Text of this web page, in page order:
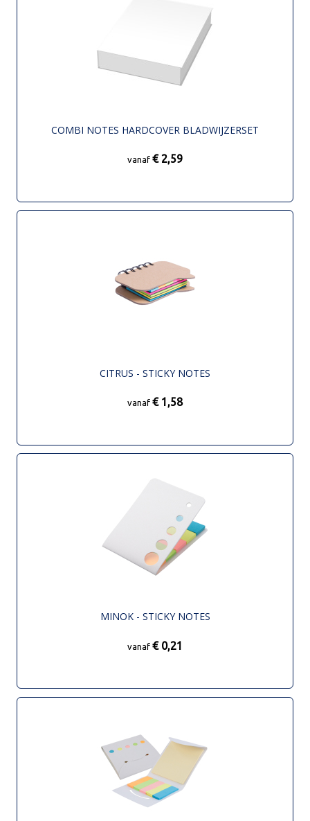
COMBI NOTES HARDCOVER BLADWIJZERSET
vanaf € 2,59
CITRUS - STICKY NOTES
vanaf € 1,58
MINOK - STICKY NOTES
vanaf € 0,21